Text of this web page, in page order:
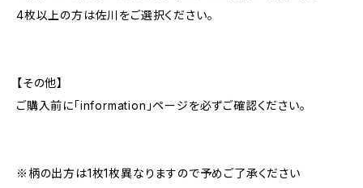
4枚以上の方は佐川をご選択ください。
【その他】
ご購入前に「information」ページを必ずご確認ください。
※柄の出方は1枚1枚異なりますので予めご了承ください